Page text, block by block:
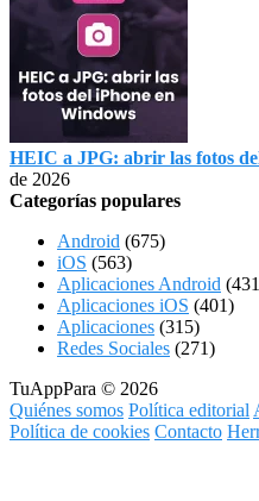
HEIC a JPG: abrir las fotos
de 2026
Categorías populares
Android (675)
iOS (563)
Aplicaciones Android
Aplicaciones iOS (401)
Aplicaciones (315)
Redes Sociales (271)
TuAppPara © 2026
Quiénes somos Política editorial
Política de cookies Contacto